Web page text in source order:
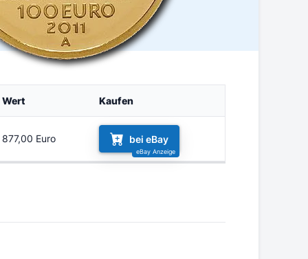
Wert Kaufen
877,00 Euro bei eBay